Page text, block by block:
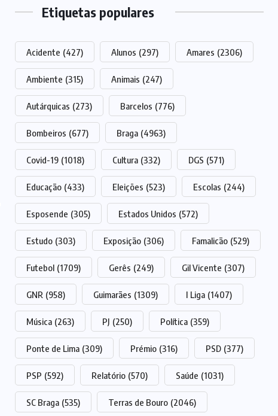
Etiquetas populares
Acidente (427) Alunos (297) Amares (2306)
Ambiente (315) Animais (247)
Autárquicas (273) Barcelos (776)
Bombeiros (677) Braga (4963)
Covid-19 (1018) Cultura (332) DGS (571)
Educação (433) Eleições (523) Escolas (244)
Esposende (305) Estados Unidos (572)
Estudo (303) Exposição (306) Famalicão (529)
Futebol (1709) Gerês (249) Gil Vicente (307)
GNR (958) Guimarães (1309) I Liga (1407)
Música (263) PJ (250) Política (359)
Ponte de Lima (309) Prémio (316) PSD (377)
PSP (592) Relatório (570) Saúde (1031)
SC Braga (535) Terras de Bouro (2046)